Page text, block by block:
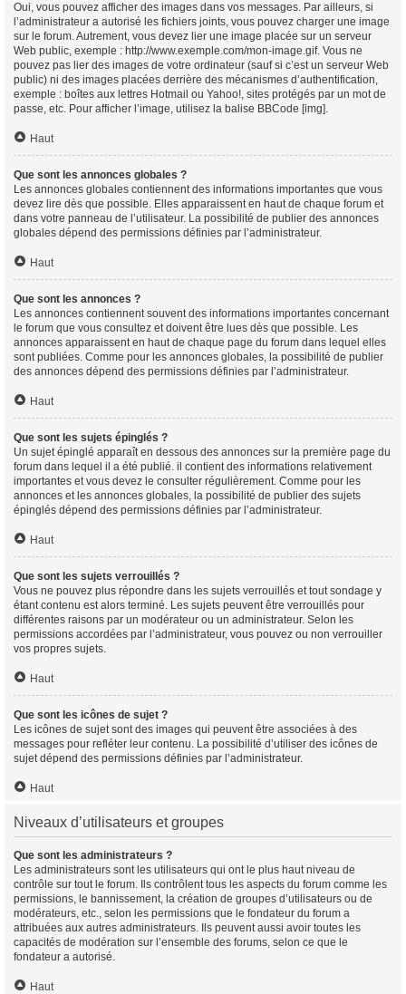
Oui, vous pouvez afficher des images dans vos messages. Par ailleurs, si
l’administrateur a autorisé les fichiers joints, vous pouvez charger une image
sur le forum. Autrement, vous devez lier une image placée sur un serveur
Web public, exemple : http://www.exemple.com/mon-image.gif. Vous ne
pouvez pas lier des images de votre ordinateur (sauf si c’est un serveur Web
public) ni des images placées derrière des mécanismes d’authentification,
exemple : boîtes aux lettres Hotmail ou Yahoo!, sites protégés par un mot de
passe, etc. Pour afficher l’image, utilisez la balise BBCode [img].
Haut
Que sont les annonces globales ?
Les annonces globales contiennent des informations importantes que vous
devez lire dès que possible. Elles apparaissent en haut de chaque forum et
dans votre panneau de l’utilisateur. La possibilité de publier des annonces
globales dépend des permissions définies par l’administrateur.
Haut
Que sont les annonces ?
Les annonces contiennent souvent des informations importantes concernant
le forum que vous consultez et doivent être lues dès que possible. Les
annonces apparaissent en haut de chaque page du forum dans lequel elles
sont publiées. Comme pour les annonces globales, la possibilité de publier
des annonces dépend des permissions définies par l’administrateur.
Haut
Que sont les sujets épinglés ?
Un sujet épinglé apparaît en dessous des annonces sur la première page du
forum dans lequel il a été publié. il contient des informations relativement
importantes et vous devez le consulter régulièrement. Comme pour les
annonces et les annonces globales, la possibilité de publier des sujets
épinglés dépend des permissions définies par l’administrateur.
Haut
Que sont les sujets verrouillés ?
Vous ne pouvez plus répondre dans les sujets verrouillés et tout sondage y
étant contenu est alors terminé. Les sujets peuvent être verrouillés pour
différentes raisons par un modérateur ou un administrateur. Selon les
permissions accordées par l’administrateur, vous pouvez ou non verrouiller
vos propres sujets.
Haut
Que sont les icônes de sujet ?
Les icônes de sujet sont des images qui peuvent être associées à des
messages pour refléter leur contenu. La possibilité d’utiliser des icônes de
sujet dépend des permissions définies par l’administrateur.
Haut
Niveaux d’utilisateurs et groupes
Que sont les administrateurs ?
Les administrateurs sont les utilisateurs qui ont le plus haut niveau de
contrôle sur tout le forum. Ils contrôlent tous les aspects du forum comme les
permissions, le bannissement, la création de groupes d’utilisateurs ou de
modérateurs, etc., selon les permissions que le fondateur du forum a
attribuées aux autres administrateurs. Ils peuvent aussi avoir toutes les
capacités de modération sur l’ensemble des forums, selon ce que le
fondateur a autorisé.
Haut